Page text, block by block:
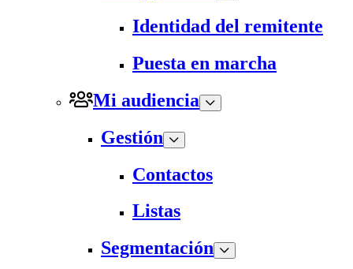
Identidad del remitente
Puesta en marcha
Mi audiencia
Gestión
Contactos
Listas
Segmentación